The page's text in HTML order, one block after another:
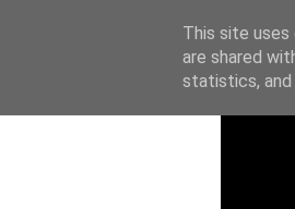
This site
are shared
statistics,